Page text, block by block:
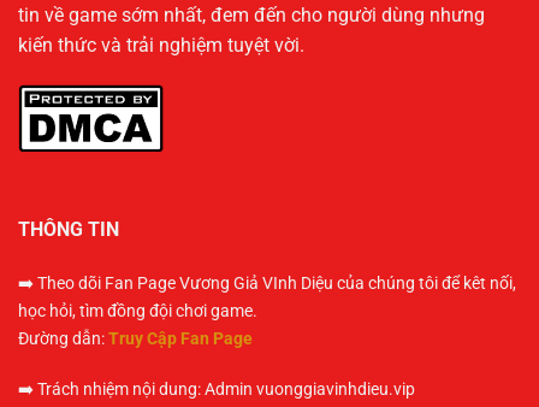
tin về game sớm nhất, đem đến cho người dùng nhưng
kiến thức và trải nghiệm tuyệt vời.
THÔNG TIN
➡️ Theo dõi Fan Page Vương Giả VInh Diệu của chúng tôi để kêt nối,
học hỏi, tìm đồng đội chơi game.
Đường dẫn:Truy Cập Fan Page
➡️ Trách nhiệm nội dung: Admin vuonggiavinhdieu.vip